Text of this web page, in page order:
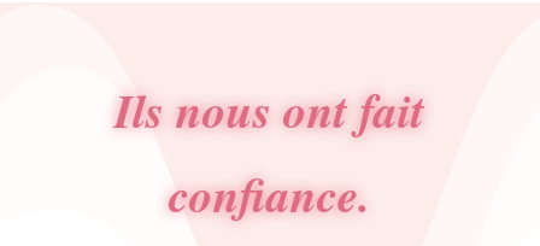
Ils nous ont fait
confiance.